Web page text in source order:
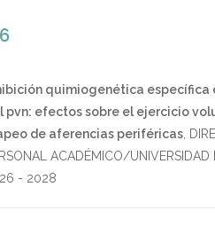
quimiogenética
pvn: efectos sobre el ejercicio
de aferencias periféricas
ACADÉMICO/
- 2028